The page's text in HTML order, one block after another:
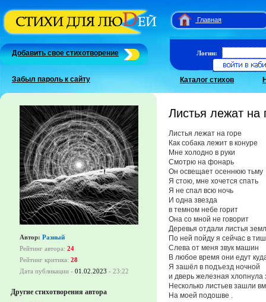
Главная
Добавить свое стихотворение
Забыл пароль к сайту
Логин:
Каталог стихов
Автор: Разный
Рейтинг автора: 24
Рейтинг критика: 28
Дата публикации - 01.02.2023 - 23:22
Другие стихотворения автора
Листья лежат на
Листья лежат на горе
Как собака лежит в конуре
Мне холодно в руки
Смотрю на фонарь
Он освещает осеннюю тьму
Я стою, мне хочется спать
Я не спал всю ночь
И одна звезда
в темном небе горит
Она со мной не говорит
Деревья отдали листья
По ней пойду я сейчас в
Слева от меня звук машин
В любое время они едут
Я зашёл в подъезд ночной
и дверь железная хлопнула
Несколько листьев зашли
На моей подошве .